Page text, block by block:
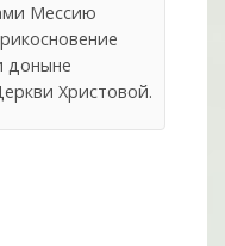
Мессию
доныне
Христовой.